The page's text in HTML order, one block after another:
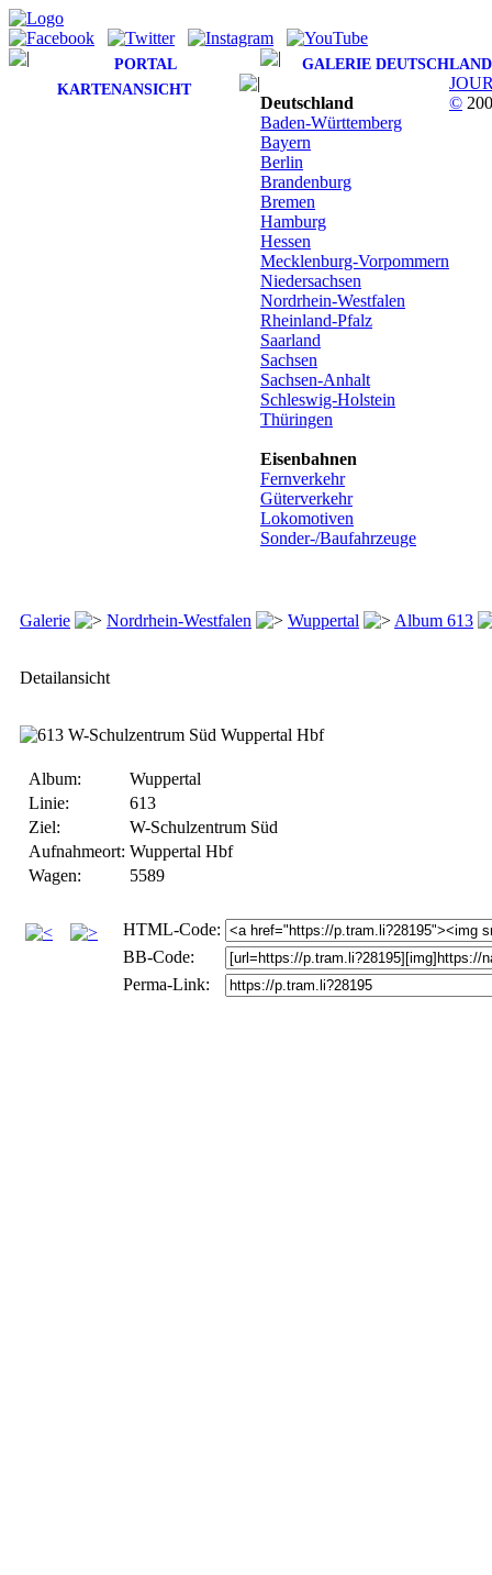
PORTAL
GALERIE DEUTSCHLAND
KARTENANSICHT
Deutschland
Baden-Württemberg
Bayern
Berlin
Brandenburg
Bremen
Hamburg
Hessen
Mecklenburg-Vorpommern
Niedersachsen
Nordrhein-Westfalen
Rheinland-Pfalz
Saarland
Sachsen
Sachsen-Anhalt
Schleswig-Holstein
Thüringen
Eisenbahnen
Fernverkehr
Güterverkehr
Lokomotiven
Sonder-/Baufahrzeuge
Galerie Nordrhein-Westfalen Wuppertal Album 613
Detailansicht
Album:
Wuppertal
Linie:
613
Ziel:
W-Schulzentrum Süd
Aufnahmeort: Wuppertal Hbf
Wagen:
5589
HTML-Code:
BB-Code:
Perma-Link:
©